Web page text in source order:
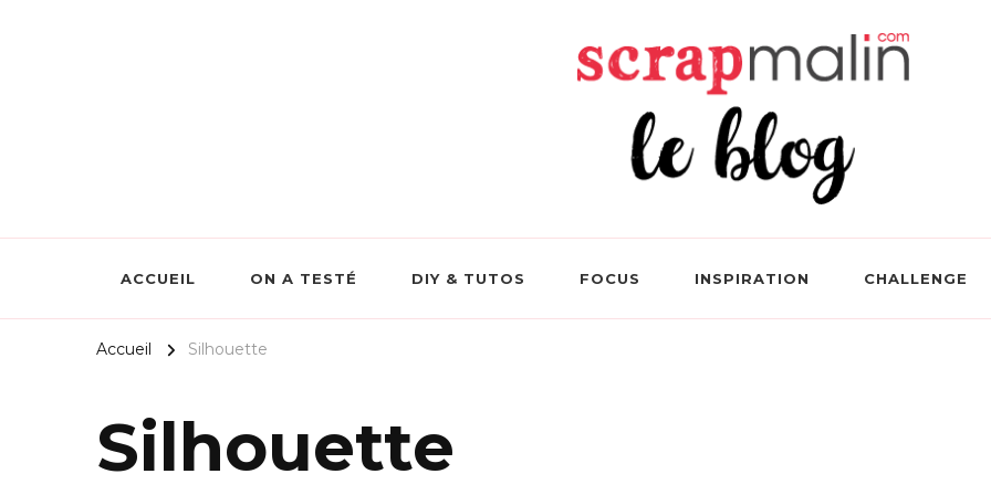
ACCUEIL ON A TESTÉ DIY & TUTOS FOCUS INSPIRATION CHALLENGE
Accueil Silhouette
Silhouette